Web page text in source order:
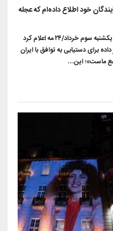
خود اطلاع داده‌ام که عجله
دونالد ترامپ، رئیس‌جمهور آمریکا، روز یکشنبه سوم خرداد/۲۴ مه اعلام کرد
برای دستیابی به توافق با ایران
نفع ماست»؛ این…